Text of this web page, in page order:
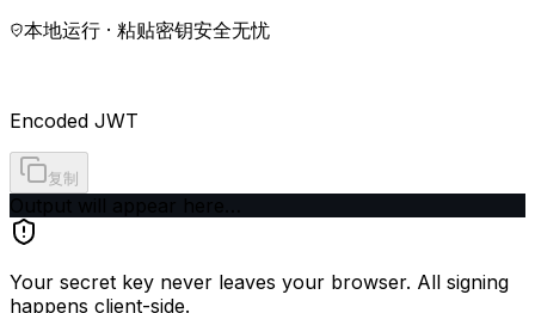
本地运行 · 粘贴密钥安全无忧
Encoded JWT
复制
Your secret key never leaves your browser. All signing
happens client-side.